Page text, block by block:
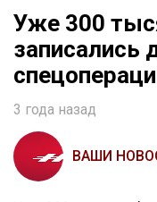
Уже 300
записались
3 года назад
ВАШИ